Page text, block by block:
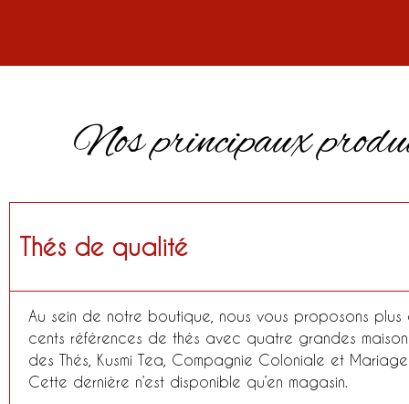
Nos principaux
Thés de qualité
Au sein de notre boutique, nous vous proposons plus
cents références de thés avec quatre grandes
des Thés, Kusmi Tea, Compagnie Coloniale et Mariage
Cette dernière n’est disponible qu’en magasin.